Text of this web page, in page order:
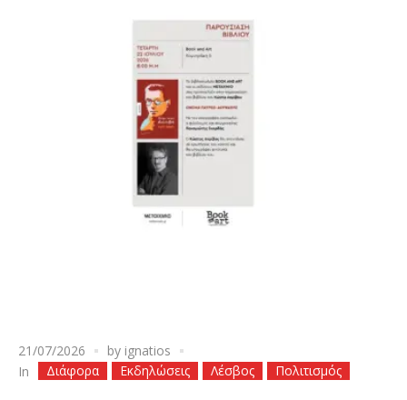
21/07/2026 by ignatios
In
Διάφορα Εκδηλώσεις Λέσβος Πολιτισμός